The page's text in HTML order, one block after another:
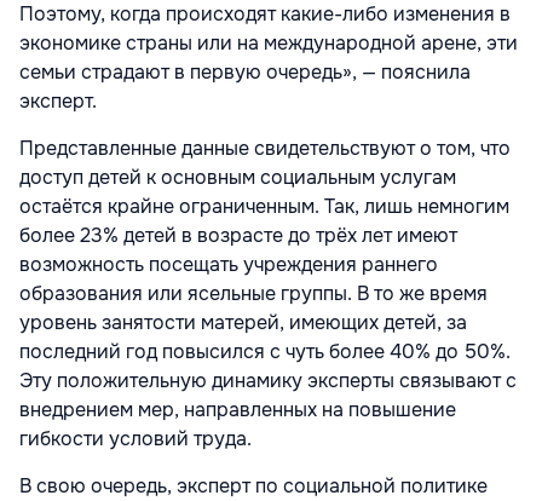
Поэтому, когда происходят какие-либо изменения в
экономике страны или на международной арене, эти
семьи страдают в первую очередь», — пояснила
эксперт.
Представленные данные свидетельствуют о том, что
доступ детей к основным социальным услугам
остаётся крайне ограниченным. Так, лишь немногим
более 23% детей в возрасте до трёх лет имеют
возможность посещать учреждения раннего
образования или ясельные группы. В то же время
уровень занятости матерей, имеющих детей, за
последний год повысился с чуть более 40% до 50%.
Эту положительную динамику эксперты связывают с
внедрением мер, направленных на повышение
гибкости условий труда.
В свою очередь, эксперт по социальной политике